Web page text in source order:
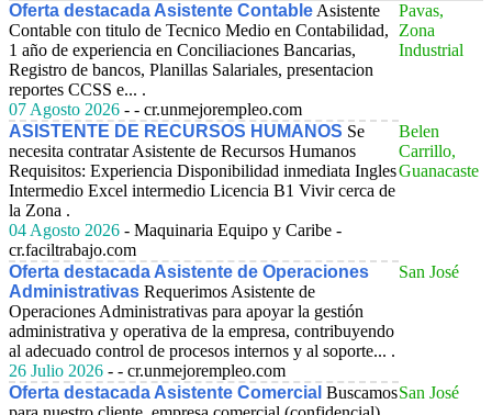
Oferta destacada Asistente Contable Asistente
Contable con titulo de Tecnico Medio en Contabilidad,
1 año de experiencia en Conciliaciones Bancarias,
Registro de bancos, Planillas Salariales, presentacion
reportes CCSS e... .
07 Agosto 2026 - - cr.unmejorempleo.com
Pavas,
Zona
Industrial
ASISTENTE DE RECURSOS HUMANOS Se
necesita contratar Asistente de Recursos Humanos
Requisitos: Experiencia Disponibilidad inmediata Ingles
Intermedio Excel intermedio Licencia B1 Vivir cerca de
la Zona .
04 Agosto 2026 - Maquinaria Equipo y Caribe -
cr.faciltrabajo.com
Belen
Carrillo,
Guanacaste
Oferta destacada Asistente de Operaciones
Administrativas Requerimos Asistente de
Operaciones Administrativas para apoyar la gestión
administrativa y operativa de la empresa, contribuyendo
al adecuado control de procesos internos y al soporte... .
26 Julio 2026 - - cr.unmejorempleo.com
San José
Oferta destacada Asistente Comercial BuscamosSan José